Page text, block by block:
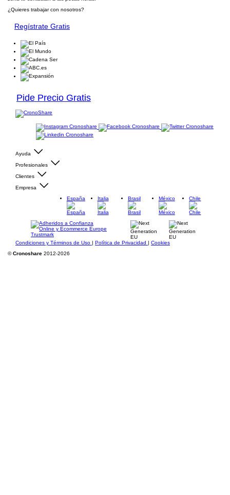
¿Quieres trabajar con nosotros?
Regístrate Gratis
Pide Precio Gratis
Ayuda
Profesionales
Clientes
Empresa
España
Italia Brasil México Chile
Condiciones y Términos de Uso | Política de Privacidad | Cookies
©Cronoshare 2012-2026